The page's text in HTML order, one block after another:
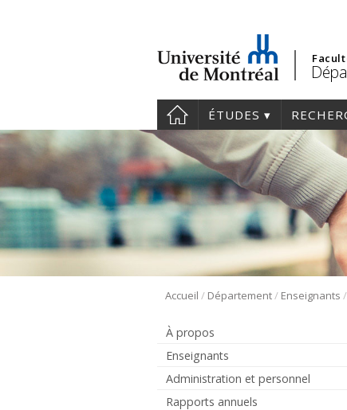
ÉTUDES
Accueil / Département/ Enseignants /
À propos
Enseignants
Administration et personnel
Rapports annuels